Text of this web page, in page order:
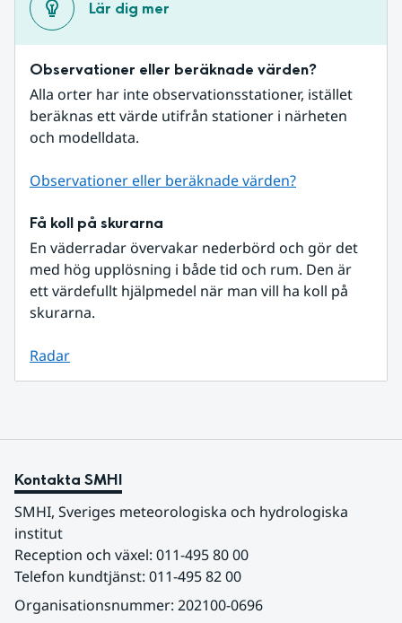
Lär dig mer
Observationer eller beräknade värden?
Alla orter har inte observationsstationer, istället
beräknas ett värde utifrån stationer i närheten
och modelldata.
Observationer eller beräknade värden?
Få koll på skurarna
En väderradar övervakar nederbörd och gör det
med hög upplösning i både tid och rum. Den är
ett värdefullt hjälpmedel när man vill ha koll på
skurarna.
Radar
Kontakta SMHI
SMHI, Sveriges meteorologiska och hydrologiska
institut
Reception och växel: 011-495 80 00
Telefon kundtjänst: 011-495 82 00
Organisationsnummer: 202100-0696